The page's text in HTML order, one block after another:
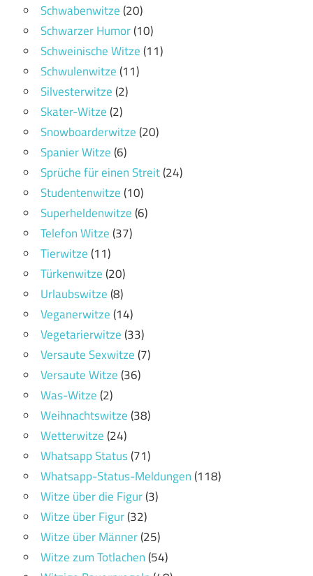
Schwabenwitze(20)
Schwarzer Humor(10)
Schweinische Witze(11)
Schwulenwitze(11)
Silvesterwitze(2)
Skater-Witze(2)
Snowboarderwitze(20)
Spanier Witze(6)
Sprüche für einen Streit(24)
Studentenwitze(10)
Superheldenwitze(6)
Telefon Witze(37)
Tierwitze(11)
Türkenwitze(20)
Urlaubswitze(8)
Veganerwitze(14)
Vegetarierwitze(33)
Versaute Sexwitze(7)
Versaute Witze(36)
Was-Witze(2)
Weihnachtswitze(38)
Wetterwitze(24)
Whatsapp Status(71)
Whatsapp-Status-Meldungen(118)
Witze über die Figur(3)
Witze über Figur(32)
Witze über Männer(25)
Witze zum Totlachen(54)